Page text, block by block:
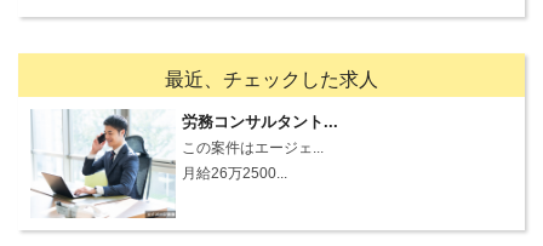
最近、チェックした求人
労務コンサルタント...
この案件はエージェ...
月給26万2500...